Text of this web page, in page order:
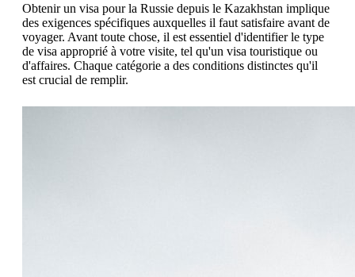
Obtenir un visa pour la Russie depuis le Kazakhstan implique
des exigences spécifiques auxquelles il faut satisfaire avant de
voyager. Avant toute chose, il est essentiel d'identifier le type
de visa approprié à votre visite, tel qu'un visa touristique ou
d'affaires. Chaque catégorie a des conditions distinctes qu'il
est crucial de remplir.